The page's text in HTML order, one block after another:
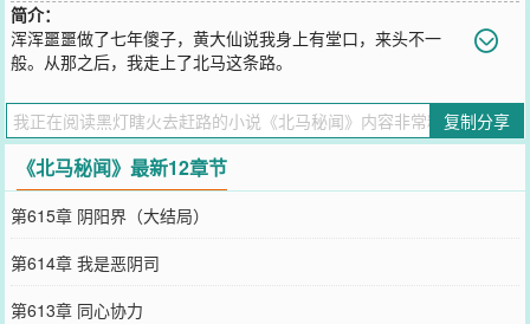
简介：
浑浑噩噩做了七年傻子，黄大仙说我身上有堂口，来头不一
般。从那之后，我走上了北马这条路。
里的朋友推荐哦！
复制分享
《北马秘闻》最新12章节
第615章 阴阳界（大结局）
第614章 我是恶阴司
第613章 同心协力